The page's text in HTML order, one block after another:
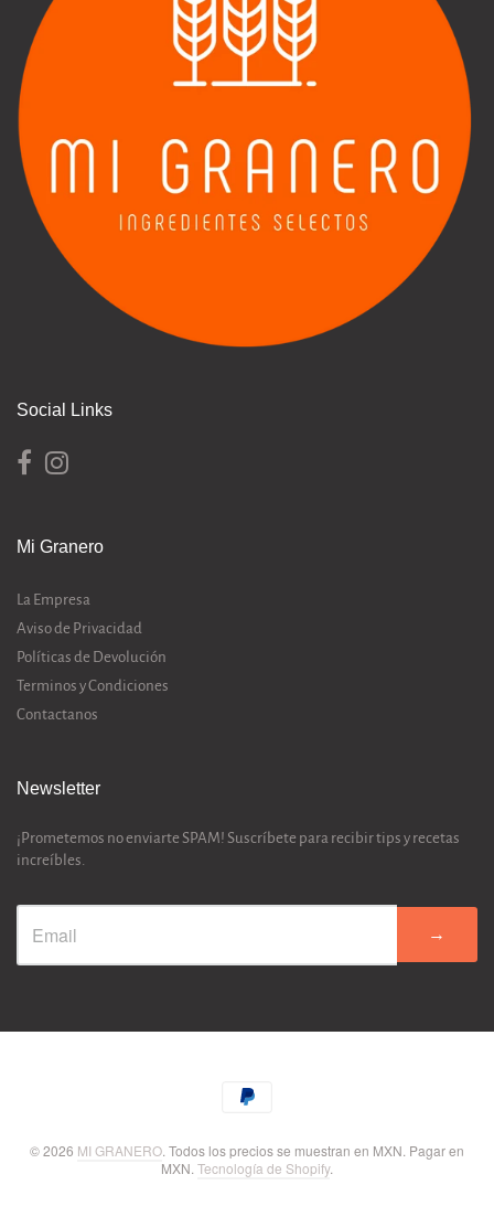
Social Links
Mi Granero
La Empresa
Aviso de Privacidad
Políticas de Devolución
Terminos y Condiciones
Contactanos
Newsletter
¡Prometemos no enviarte SPAM! Suscríbete para recibir tips y recetas
increíbles.
→
© 2026 MI GRANERO. Todos los precios se muestran en MXN. Pagar en
MXN. Tecnología de Shopify.